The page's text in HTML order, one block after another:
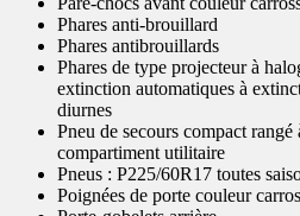
Phares anti-brouillard
Phares antibrouillards
Phares de type projecteur à
extinction automatiques à
diurnes
Pneu de secours compact
compartiment utilitaire
Pneus : P225/60R17 toutes
Poignées de porte couleur